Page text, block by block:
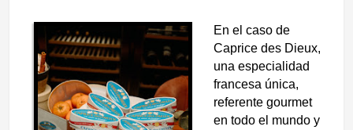
En el caso de
Caprice des Dieux,
una especialidad
francesa única,
referente gourmet
en todo el mundo y